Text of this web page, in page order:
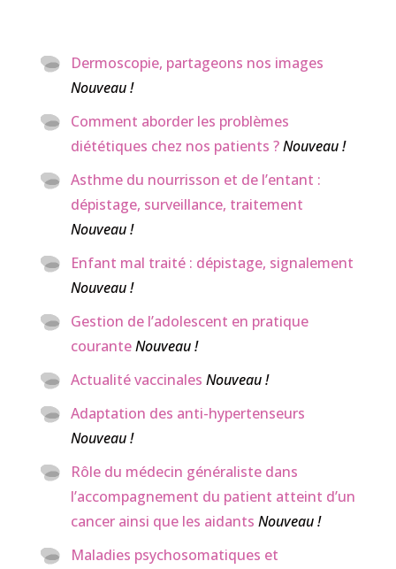
Dermoscopie, partageons nos images
Nouveau !
Comment aborder les problèmes
diététiques chez nos patients ?Nouveau !
Asthme du nourrisson et de l’entant :
dépistage, surveillance, traitement
Nouveau !
Enfant mal traité : dépistage, signalement
Nouveau !
Gestion de l’adolescent en pratique
couranteNouveau !
Actualité vaccinales Nouveau !
Adaptation des anti-hypertenseurs
Nouveau !
Rôle du médecin généraliste dans
l’accompagnement du patient atteint d’un
cancer ainsi que les aidants Nouveau !
Maladies psychosomatiques et